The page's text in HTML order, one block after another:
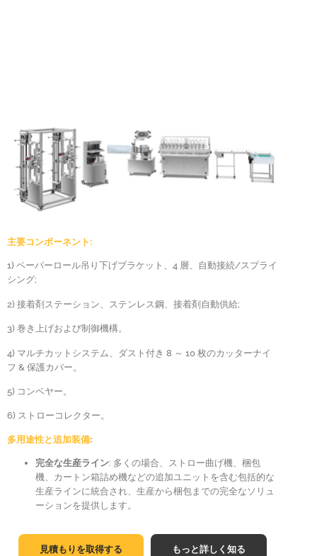
主要コンポーネント:
1) ペーパーロール吊り下げブラケット、4 層、自動接続/スプライ
シング;
2) 接着剤ステーション、ステンレス鋼、接着剤自動供給;
3) 巻き上げおよび制御機構。
4) マルチカットシステム、ダスト付き 8 ～ 10 枚のカッターナイ
フ & 保護カバー。
5) コンベヤー。
6) ストローコレクター。
多用途性と追加装備:
完全な生産ライン: 多くの場合、ストロー曲げ機、梱包
機、カートン箱詰め機などの追加ユニットを含む包括的な
生産ラインに統合され、生産から梱包までの完全なソリュ
ーションを提供します。
見積もりを取得する もっと詳しく知る